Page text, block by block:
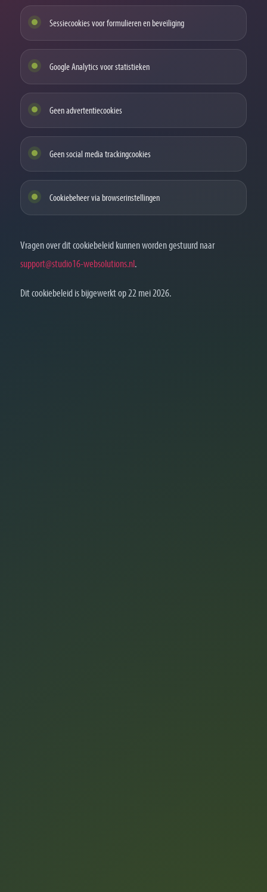
Sessiecookies voor formulieren en beveiliging
Google Analytics voor statistieken
Geen advertentiecookies
Geen social media trackingcookies
Cookiebeheer via browserinstellingen
Vragen over dit cookiebeleid kunnen worden gestuurd naar
support@studio16-websolutions.nl.
Dit cookiebeleid is bijgewerkt op 22 mei 2026.